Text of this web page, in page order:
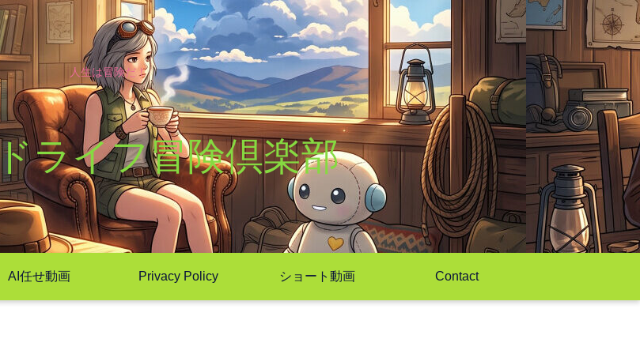
人生は冒険だ！
ライフ冒険倶楽部
AI任せ動画 Privacy Policy ショート動画 Contact